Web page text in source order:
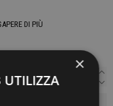
DI PIÙ
×
UTILIZZA